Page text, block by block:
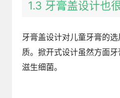
1.3 牙膏盖设计也
牙膏盖设计对儿童牙膏的
质。掀开式设计虽然方面
滋生细菌。